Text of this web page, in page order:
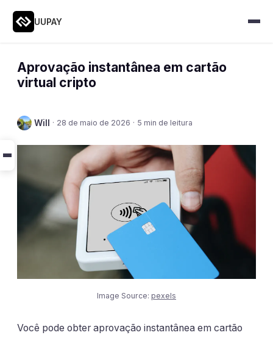
UUPAY
Aprovação instantânea em cartão
virtual cripto
Will · 28 de maio de 2026 · 5 min de leitura
Image Source: pexels
Você pode obter aprovação instantânea em cartão